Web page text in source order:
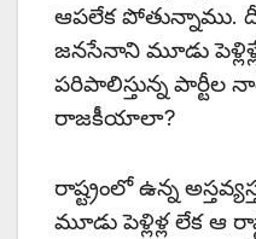
ఆపలేక పోతున్నాము.
జనసేనాని మూడు
పరిపాలిస్తున్న పార్టీల
రాజకీయాలా?
రాష్ట్రంలో ఉన్న
మూడు పెళ్లిళ్ల లేక ఆ